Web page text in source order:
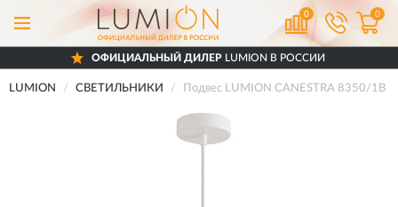
0 0
ОФИЦИАЛЬНЫЙ ДИЛЕР LUMION В РОССИИ
LUMION СВЕТИЛЬНИКИ Подвес LUMION CANESTRA 8350/1B